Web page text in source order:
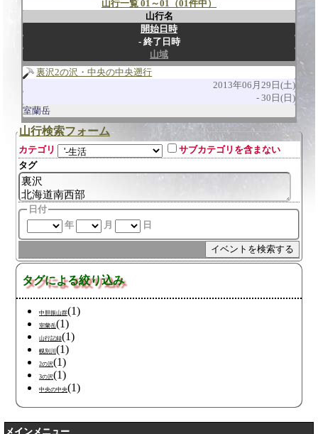
山行一覧 01～01（01件中）
山行名
開始日時
終了日時
山域
裏沢2の沢・中央の中央遡行
2013年06月29日(土)
30日(日)
室蘭岳
山行検索フォーム
カテゴリ
サブカテゴリを含まない
タグ
日付
年
月 日
タグによる絞り込み
中胆振山群(1)
室蘭岳(1)
山行記録(1)
幌別川 (1)
2の沢(1)
3の沢(1)
中央の中央(1)
メインメニュー